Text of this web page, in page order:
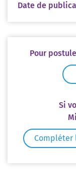
Date de
Pour
Si
Compléter